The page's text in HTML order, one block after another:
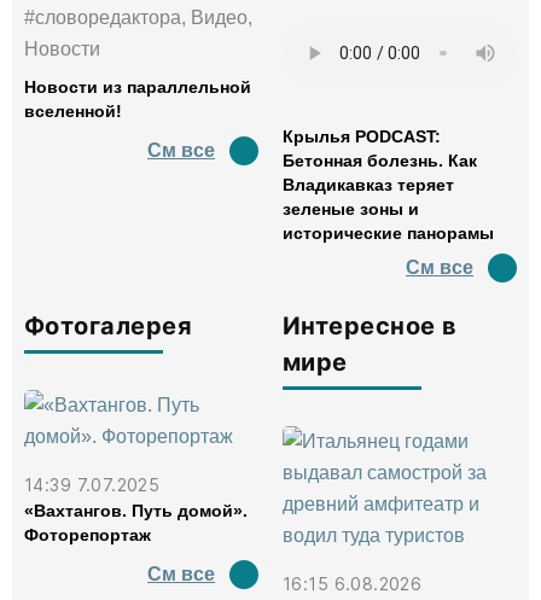
#словоредактора, Видео,
Новости
Новости из параллельной
вселенной!
См все
Крылья PODCAST:
Бетонная болезнь. Как
Владикавказ теряет
зеленые зоны и
исторические панорамы
См все
Фотогалерея
14:39 7.07.2025
«Вахтангов. Путь домой».
Фоторепортаж
См все
Интересное в
мире
16:15 6.08.2026